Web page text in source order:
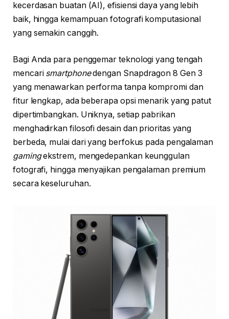
kecerdasan buatan (AI), efisiensi daya yang lebih
baik, hingga kemampuan fotografi komputasional
yang semakin canggih.
Bagi Anda para penggemar teknologi yang tengah
mencari smartphonedengan Snapdragon 8 Gen 3
yang menawarkan performa tanpa kompromi dan
fitur lengkap, ada beberapa opsi menarik yang patut
dipertimbangkan. Uniknya, setiap pabrikan
menghadirkan filosofi desain dan prioritas yang
berbeda, mulai dari yang berfokus pada pengalaman
gamingekstrem, mengedepankan keunggulan
fotografi, hingga menyajikan pengalaman premium
secara keseluruhan.